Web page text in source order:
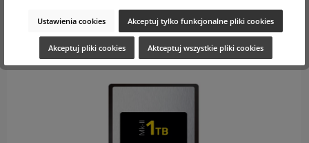
Do koszyka
Ustawienia cookies Akceptuj tylko funkcjonalne pliki cookies
Akceptuj pliki cookies Aktceptuj wszystkie pliki cookies